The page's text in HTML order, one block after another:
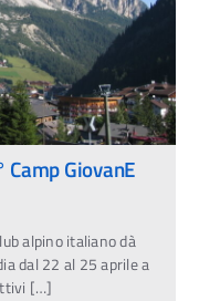
GiovanE
alpino italiano dà
dal 22 al 25 aprile a
[…]